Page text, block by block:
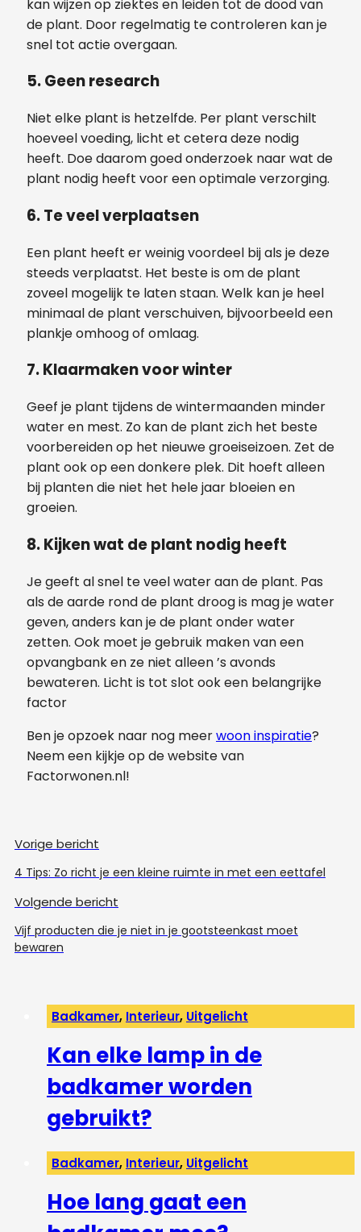
kan wijzen op ziektes en leiden tot de dood van
de plant. Door regelmatig te controleren kan je
snel tot actie overgaan.
5. Geen research
Niet elke plant is hetzelfde. Per plant verschilt
hoeveel voeding, licht et cetera deze nodig
heeft. Doe daarom goed onderzoek naar wat de
plant nodig heeft voor een optimale verzorging.
6. Te veel verplaatsen
Een plant heeft er weinig voordeel bij als je deze
steeds verplaatst. Het beste is om de plant
zoveel mogelijk te laten staan. Welk kan je heel
minimaal de plant verschuiven, bijvoorbeeld een
plankje omhoog of omlaag.
7. Klaarmaken voor winter
Geef je plant tijdens de wintermaanden minder
water en mest. Zo kan de plant zich het beste
voorbereiden op het nieuwe groeiseizoen. Zet de
plant ook op een donkere plek. Dit hoeft alleen
bij planten die niet het hele jaar bloeien en
groeien.
8. Kijken wat de plant nodig heeft
Je geeft al snel te veel water aan de plant. Pas
als de aarde rond de plant droog is mag je water
geven, anders kan je de plant onder water
zetten. Ook moet je gebruik maken van een
opvangbank en ze niet alleen ’s avonds
bewateren. Licht is tot slot ook een belangrijke
factor
Ben je opzoek naar nog meerwoon inspiratie?
Neem een kijkje op de website van
Factorwonen.nl!
Vorige bericht
4 Tips: Zo richt je een kleine ruimte in met een eettafel
Volgende bericht
Vijf producten die je niet in je gootsteenkast moet
bewaren
Badkamer, Interieur, Uitgelicht
Kan elke lamp in de
badkamer worden
gebruikt?
Badkamer, Interieur, Uitgelicht
Hoe lang gaat een